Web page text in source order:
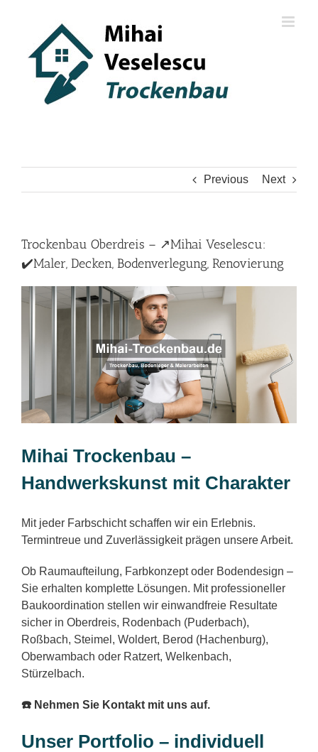
Previous Next
Trockenbau Oberdreis – ↗️Mihai Veselescu:
✔️Maler, Decken, Bodenverlegung, Renovierung
Mihai Trockenbau –
Handwerkskunst mit Charakter
Mit jeder Farbschicht schaffen wir ein Erlebnis.
Termintreue und Zuverlässigkeit prägen unsere Arbeit.
Ob Raumaufteilung, Farbkonzept oder Bodendesign –
Sie erhalten komplette Lösungen. Mit professioneller
Baukoordination stellen wir einwandfreie Resultate
sicher in Oberdreis, Rodenbach (Puderbach),
Roßbach, Steimel, Woldert, Berod (Hachenburg),
Oberwambach oder Ratzert, Welkenbach,
Stürzelbach.
☎️ Nehmen Sie Kontakt mit uns auf.
Unser Portfolio – individuell